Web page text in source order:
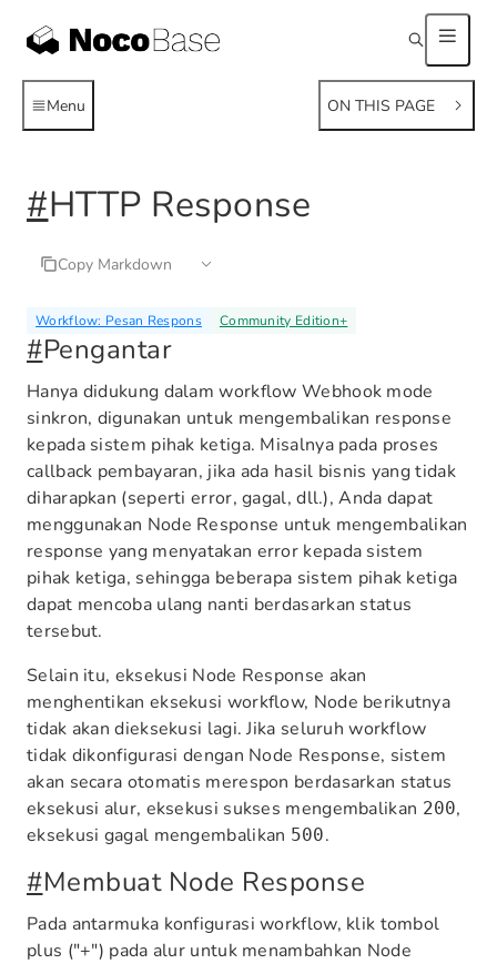
Menu ON THIS PAGE
#HTTP Response
Copy Markdown
Workflow: Pesan Respons Community Edition+
#Pengantar
Hanya didukung dalam workflow Webhook mode
sinkron, digunakan untuk mengembalikan response
kepada sistem pihak ketiga. Misalnya pada proses
callback pembayaran, jika ada hasil bisnis yang tidak
diharapkan (seperti error, gagal, dll.), Anda dapat
menggunakan Node Response untuk mengembalikan
response yang menyatakan error kepada sistem
pihak ketiga, sehingga beberapa sistem pihak ketiga
dapat mencoba ulang nanti berdasarkan status
tersebut.
Selain itu, eksekusi Node Response akan
menghentikan eksekusi workflow, Node berikutnya
tidak akan dieksekusi lagi. Jika seluruh workflow
tidak dikonfigurasi dengan Node Response, sistem
akan secara otomatis merespon berdasarkan status
eksekusi alur, eksekusi sukses mengembalikan 200,
eksekusi gagal mengembalikan 500.
#Membuat Node Response
Pada antarmuka konfigurasi workflow, klik tombol
plus ("+") pada alur untuk menambahkan Node